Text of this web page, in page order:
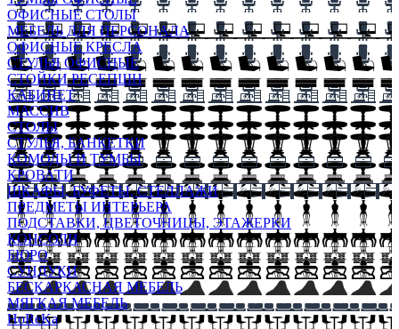
ОФИСНЫЕ СТОЛЫ
МЕБЕЛЬ ДЛЯ ПЕРСОНАЛА
ОФИСНЫЕ КРЕСЛА
СТУЛЬЯ ОФИСНЫЕ
СТОЙКИ РЕСЕПШН
КАБИНЕТ
МАССИВ
СТОЛЫ
СТУЛЬЯ, БАНКЕТКИ
КОМОДЫ И ТУМБЫ
КРОВАТИ
ШКАФЫ, БУФЕТЫ, СТЕЛЛАЖИ
ПРЕДМЕТЫ ИНТЕРЬЕРА
ПОДСТАВКИ, ЦВЕТОЧНИЦЫ, ЭТАЖЕРКИ
КОНСОЛИ
БЮРО
СУНДУКИ
БЕСКАРКАСНАЯ МЕБЕЛЬ
МЯГКАЯ МЕБЕЛЬ
HoReKa